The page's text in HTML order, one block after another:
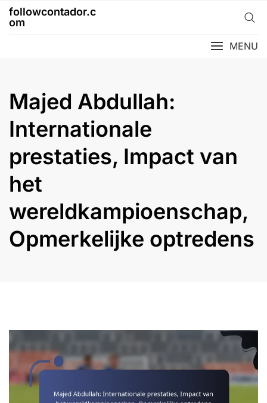
Skipfollowcontador.c
om
MENU
Majed Abdullah:
Internationale
prestaties, Impact van
het
wereldkampioenschap,
Opmerkelijke optredens